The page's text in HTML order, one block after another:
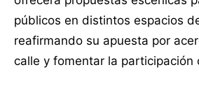
públicos en distintos espacios
reafirmando su apuesta por
calle y fomentar la participación